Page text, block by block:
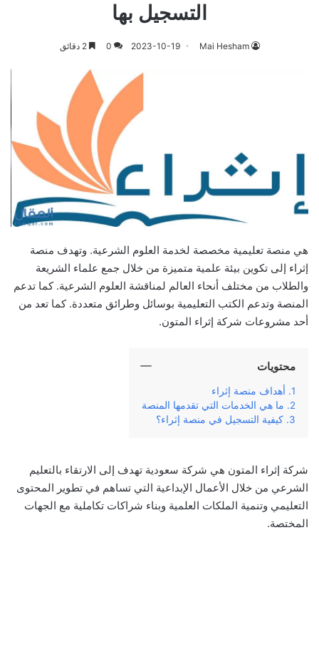
التسجيل بها
Mai Hesham
2023-10-19
0 2 دقائق
هي منصة تعليمية مخصصة لخدمة العلوم الشرعية. وتهدف منصة
إثراء إلى تكوين بيئة علمية متميزة من خلال جمع علماء الشريعة
والطلاب من مختلف أنحاء العالم لمناقشة العلوم الشرعية. كما تدعم
المنصة وتدعم الكتب التعليمية بوسائل وطرائق متعددة. كما تعد من
أحد مشروعات شركة إثراء المتون.
محتويات
أهداف منصة إثراء
ما هي الخدمات التي تقدمها المنصة
كيفية التسجيل في منصة إثراء؟
شركة إثراء المتون هي شركة سعودية تهدف إلى الارتقاء بالتعليم
الشرعي من خلال الأعمال الإبداعية التي تساهم في تطوير المحتوى
التعليمي وتنمية الملكات العلمية وبناء شراكات تكاملية مع الجهات
المختصة.